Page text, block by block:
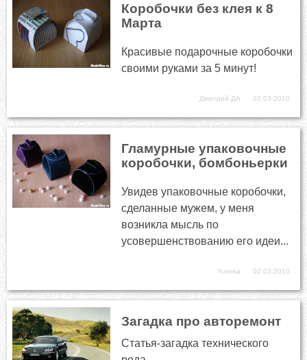
Коробочки без клея к 8
Марта
Красивые подарочные коробочки
своими руками за 5 минут!
Дмитрий ДА 02.03.2010
Гламурные упаковочные
коробочки, бомбоньерки
Увидев упаковочные коробочки,
сделанные мужем, у меня
возникла мысль по
усовершенствованию его идеи...
Yuseka 02.03.2010
Загадка про авторемонт
Статья-загадка технического